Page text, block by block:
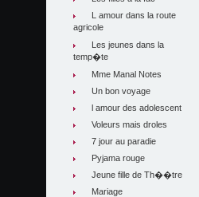
L amour dans la route
agricole
Les jeunes dans la
temp�te
Mme Manal Notes
Un bon voyage
l amour des adolescent
Voleurs mais droles
7 jour au paradie
Pyjama rouge
Jeune fille de Th��tre
Mariage